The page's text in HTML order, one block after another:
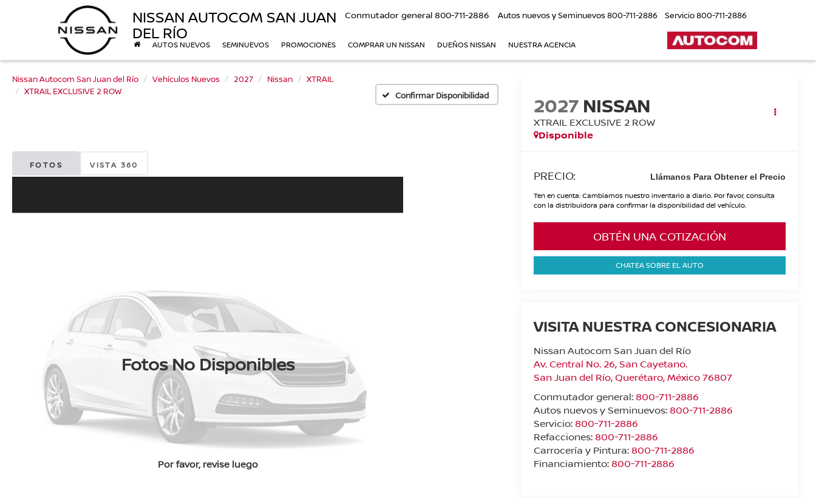
NISSAN AUTOCOM SAN JUAN
DEL RÍO
Conmutador general 800-711-2886 Autos nuevos y Seminuevos800-711-2886 Servicio800-711-2886
AUTOS NUEVOS SEMINUEVOS PROMOCIONES COMPRAR UN NISSAN DUEÑOS NISSAN NUESTRA AGENCIA
Nissan Autocom San Juan del Río Vehículos Nuevos 2027 Nissan
XTRAIL
XTRAIL EXCLUSIVE 2 ROW
Confirmar Disponibilidad
FOTOS VISTA 360
Fotos No Disponibles
Por favor, revise luego
2027 NISSAN
XTRAIL EXCLUSIVE 2 ROW
Disponible
PRECIO: Llámanos Para Obtener el Precio
Ten en cuenta: Cambiamos nuestro inventario a diario. Por favor, consulta
con la distribuidora para confirmar la disponibilidad del vehículo.
OBTÉN UNA COTIZACIÓN
CHATEA SOBRE EL AUTO
VISITA NUESTRA CONCESIONARIA
Nissan Autocom San Juan del Río
Av. Central No. 26, San Cayetano.
San Juan del Río,Querétaro, México76807
Conmutador general: 800-711-2886
Autos nuevos y Seminuevos: 800-711-2886
Servicio: 800-711-2886
Refacciones: 800-711-2886
Carrocería y Pintura: 800-711-2886
Financiamiento: 800-711-2886